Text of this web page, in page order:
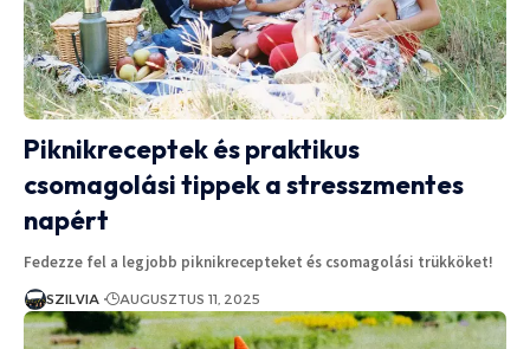
Piknikreceptek és praktikus
csomagolási tippek a stresszmentes
napért
Fedezze fel a legjobb piknikrecepteket és csomagolási trükköket!
SZILVIA AUGUSZTUS 11, 2025